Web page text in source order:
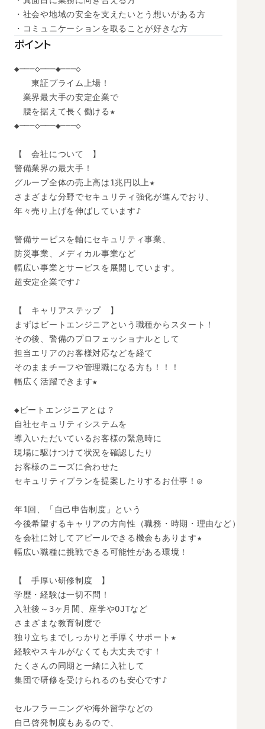
・社会や地域の安全を支えたいとう想いがある方
・コミュニケーションを取ることが好きな方
ポイント
◆───◇───◆───◇
東証プライム上場！
業界最大手の安定企業で
腰を据えて長く働ける★
◆───◇───◆───◇
【　会社について　】
警備業界の最大手！
グループ全体の売上高は1兆円以上★
さまざまな分野でセキュリティ強化が進んでおり、
年々売り上げを伸ばしています♪
警備サービスを軸にセキュリティ事業、
防災事業、メディカル事業など
幅広い事業とサービスを展開しています。
超安定企業です♪
【　キャリアステップ　】
まずはビートエンジニアという職種からスタート！
その後、警備のプロフェッショナルとして
担当エリアのお客様対応などを経て
そのままチーフや管理職になる方も！！！
幅広く活躍できます★
◆ビートエンジニアとは？
自社セキュリティシステムを
導入いただいているお客様の緊急時に
現場に駆けつけて状況を確認したり
お客様のニーズに合わせた
セキュリティプランを提案したりするお仕事！◎
年1回、「自己申告制度」という
今後希望するキャリアの方向性（職務・時期・理由など）
を会社に対してアピールできる機会もあります★
幅広い職種に挑戦できる可能性がある環境！
【　手厚い研修制度　】
学歴・経験は一切不問！
入社後～3ヶ月間、座学やOJTなど
さまざまな教育制度で
独り立ちまでしっかりと手厚くサポート★
経験やスキルがなくても大丈夫です！
たくさんの同期と一緒に入社して
集団で研修を受けられるのも安心です♪
セルフラーニングや海外留学などの
自己啓発制度もあるので、